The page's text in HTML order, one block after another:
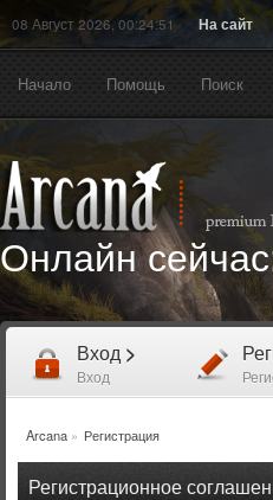
08 Август 2026, 00:24:51 На сайт
Начало Помощь Поиск
Онлайн
Вход >
Вход
Arcana» Регистрация
Регистрационное